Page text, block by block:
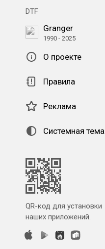
DTF
Granger
1990 - 2025
О проекте
Правила
Реклама
Системная тема
QR-код для установки
наших приложений.